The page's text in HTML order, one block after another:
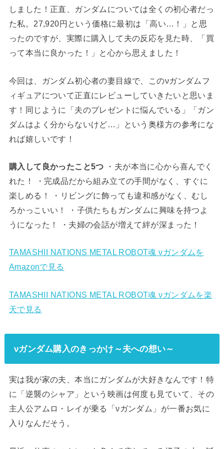
しました！正直、ガンダムについては全くの初心者だっ
た私。27,920円という価格に最初は「高い…！」と思
ったのですが、実際に購入して夫の反応を見た時、「買
って本当に良かった！」と心から思えました！
今回は、ガンダム初心者の妻目線で、このνガンダムフ
ィギュアについて正直にレビューしていきたいと思いま
す！同じように「夫のプレゼントに悩んでいる」「ガン
ダムはよく分からないけど…」という奥様方の参考にな
れば嬉しいです！
購入して良かったこと5つ ・夫が本当に心から喜んでく
れた！ ・完成品だから組み立ての手間がなく、すぐに
楽しめる！ ・リビングに飾っても違和感がなく、むし
ろかっこいい！ ・子供たちもガンダムに興味を持つよ
うになった！ ・夫婦の会話が増えて絆が深まった！
TAMASHII NATIONS METAL ROBOT魂 νガンダムを
Amazonで見る
TAMASHII NATIONS METAL ROBOT魂 νガンダムを楽
天で見る
νガンダム購入のきっかけ～夫への想い～
実は我が家の夫、本当にガンダムが大好きなんです！特
に「逆襲のシャア」という映画は何度も見ていて、その
主人公アムロ・レイが乗る「νガンダム」が一番お気に
入りなんだそう。